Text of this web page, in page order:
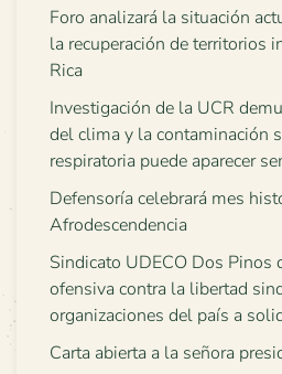
Foro analizará la situación
la recuperación de territorios
Rica
Investigación de la UCR
del clima y la contaminación
respiratoria puede aparecer
Defensoría celebrará mes
Afrodescendencia
Sindicato UDECO Dos Pinos
ofensiva contra la libertad
organizaciones del país a
Carta abierta a la señora